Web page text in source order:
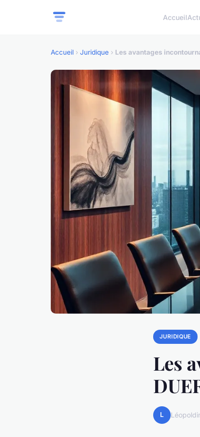
Accueil
Accueil › Juridique › Les avantages
JURIDIQUE
Les
L